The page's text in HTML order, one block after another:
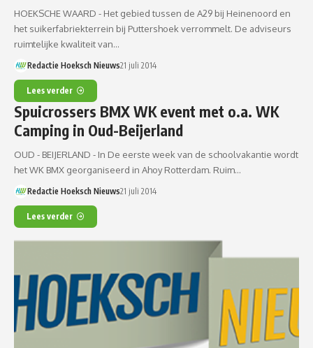
HOEKSCHE WAARD - Het gebied tussen de A29 bij Heinenoord en
het suikerfabriekterrein bij Puttershoek verrommelt. De adviseurs
ruimtelijke kwaliteit van…
Redactie Hoeksch Nieuws21 juli 2014
Lees verder
Spuicrossers BMX WK event met o.a. WK
Camping in Oud-Beijerland
OUD - BEIJERLAND - In De eerste week van de schoolvakantie wordt
het WK BMX georganiseerd in Ahoy Rotterdam. Ruim…
Redactie Hoeksch Nieuws21 juli 2014
Lees verder